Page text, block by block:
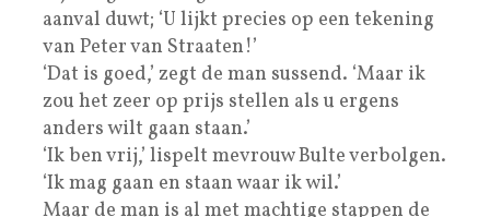
aanval duwt; ‘U lijkt precies op een tekening
van Peter van Straaten!’
‘Dat is goed,’ zegt de man sussend. ‘Maar ik
zou het zeer op prijs stellen als u ergens
anders wilt gaan staan.’
‘Ik ben vrij,’ lispelt mevrouw Bulte verbolgen.
‘Ik mag gaan en staan waar ik wil.’
Maar de man is al met machtige stappen de